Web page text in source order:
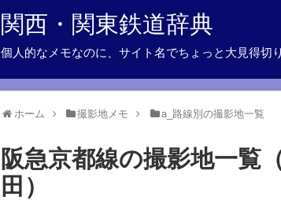
関西・関東鉄道辞典
個人的なメモなのに、サイト名でちょっと大見得切
ホーム 撮影地メモ a_路線別の撮影地一覧
阪急京都線の撮影地一覧
田）